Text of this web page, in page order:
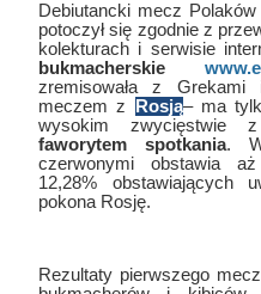
Debiutancki mecz
potoczył się zgodnie z
kolekturach i serwisie
bukmacherskie
zremisowała z
meczem z
Rosją– ma
wysokim zwycięstwie
faworytem spotkania.
czerwonymi obstawia
12,28% obstawiających
pokona Rosję.
Rezultaty pierwszego